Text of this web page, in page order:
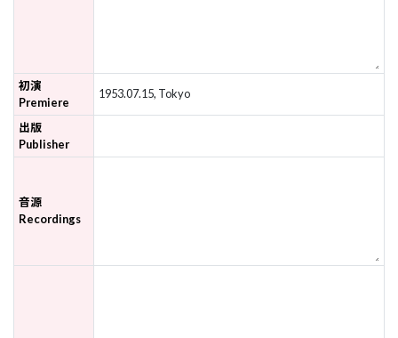
初演
Premiere
1953.07.15, Tokyo
出版
Publisher
音源
Recordings